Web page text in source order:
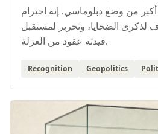
أكبر من وضع دبلوماسي. إنه احترام
لذكرى الضحايا، وتحرير لمستقبل
قيدته عقود من العزلة.
Recognition Geopolitics